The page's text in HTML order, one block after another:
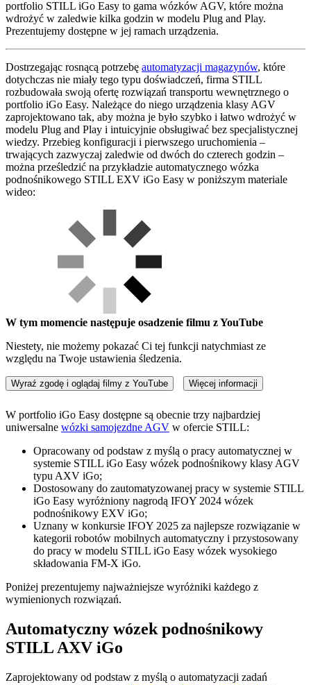
portfolio STILL iGo Easy to gama wózków AGV, które można
wdrożyć w zaledwie kilka godzin w modelu Plug and Play.
Prezentujemy dostępne w jej ramach urządzenia.
Dostrzegając rosnącą potrzebę automatyzacji magazynów, które
dotychczas nie miały tego typu doświadczeń, firma STILL
rozbudowała swoją ofertę rozwiązań transportu wewnętrznego o
portfolio iGo Easy. Należące do niego urządzenia klasy AGV
zaprojektowano tak, aby można je było szybko i łatwo wdrożyć w
modelu Plug and Play i intuicyjnie obsługiwać bez specjalistycznej
wiedzy. Przebieg konfiguracji i pierwszego uruchomienia –
trwających zazwyczaj zaledwie od dwóch do czterech godzin –
można prześledzić na przykładzie automatycznego wózka
podnośnikowego STILL EXV iGo Easy w poniższym materiale
wideo:
W tym momencie następuje osadzenie filmu z YouTube
Niestety, nie możemy pokazać Ci tej funkcji natychmiast ze
względu na Twoje ustawienia śledzenia.
Wyraź zgodę i oglądaj filmy z YouTube Więcej informacji
W portfolio iGo Easy dostępne są obecnie trzy najbardziej
uniwersalne wózki samojezdne AGV w ofercie STILL:
Opracowany od podstaw z myślą o pracy automatycznej w
systemie STILL iGo Easy wózek podnośnikowy klasy AGV
typu AXV iGo;
Dostosowany do zautomatyzowanej pracy w systemie STILL
iGo Easy wyróżniony nagrodą IFOY 2024 wózek
podnośnikowy EXV iGo;
Uznany w konkursie IFOY 2025 za najlepsze rozwiązanie w
kategorii robotów mobilnych automatyczny i przystosowany
do pracy w modelu STILL iGo Easy wózek wysokiego
składowania FM-X iGo.
Poniżej prezentujemy najważniejsze wyróżniki każdego z
wymienionych rozwiązań.
Automatyczny wózek podnośnikowy
STILL AXV iGo
Zaprojektowany od podstaw z myślą o automatyzacji zadań